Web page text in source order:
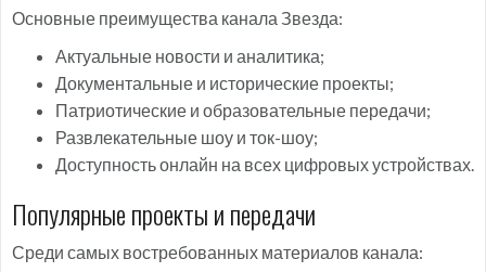
Основные преимущества канала Звезда:
Актуальные новости и аналитика;
Документальные и исторические проекты;
Патриотические и образовательные передачи;
Развлекательные шоу и ток-шоу;
Доступность онлайн на всех цифровых устройствах.
Популярные проекты и передачи
Среди самых востребованных материалов канала: